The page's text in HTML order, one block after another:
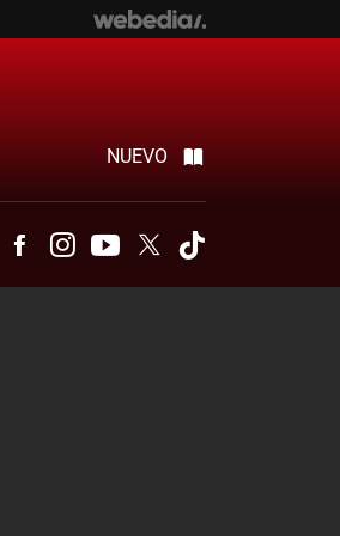
NUEVO
TelegramFacebookInstagramYoutubeTwitter